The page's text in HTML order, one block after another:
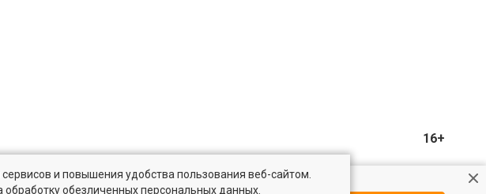
16+
1 reklama@bn.ru
и повышения удобства пользования веб-сайтом.
обезличенных персональных данных.